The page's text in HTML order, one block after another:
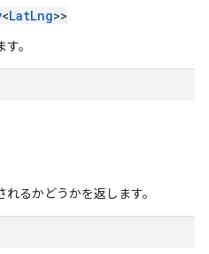
<LatLng>>
。
るかどうかを返します。